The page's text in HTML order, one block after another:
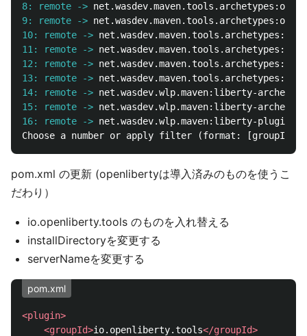
8: remote ->
9: remote ->
10: remote ->
11: remote ->
12: remote ->
13: remote ->
14: remote -> net.wasdev.wlp.maven:liberty-
15: remote -> net.wasdev.wlp.maven:liberty-
16: remote -> net.wasdev.wlp.maven:liberty-plugin-
pom.xml の更新 (openlibertyは導入済みのものを使うこ
だわり）
io.openliberty.tools のものを入れ替える
installDirectoryを変更する
serverNameを変更する
pom.xml
<plugin>
<groupId>io.openliberty.tools</groupId>